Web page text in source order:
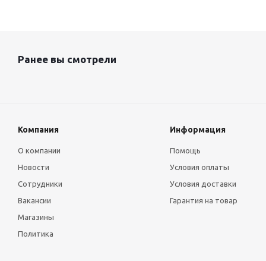
Ранее вы смотрели
Компания
О компании
Новости
Сотрудники
Вакансии
Магазины
Политика
Информация
Помощь
Условия оплаты
Условия доставки
Гарантия на товар